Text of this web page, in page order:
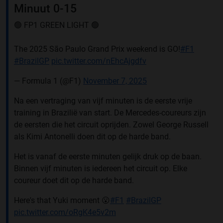
Minuut 0-15
🟢 FP1 GREEN LIGHT 🟢
The 2025 São Paulo Grand Prix weekend is GO! #F1
#BrazilGP pic.twitter.com/nEhcAjgdfv
— Formula 1 (@F1) November 7, 2025
Na een vertraging van vijf minuten is de eerste vrije
training in Brazilië van start. De Mercedes-coureurs zijn
de eersten die het circuit oprijden. Zowel George Russell
als Kimi Antonelli doen dit op de harde band.
Het is vanaf de eerste minuten gelijk druk op de baan.
Binnen vijf minuten is iedereen het circuit op. Elke
coureur doet dit op de harde band.
Here's that Yuki moment 😮#F1 #BrazilGP
pic.twitter.com/oRgK4e5v2m